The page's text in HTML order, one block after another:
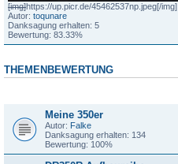
[img]https://up.picr.de/45462537np.jpeg[/img]
Autor: toqunare
Danksagung erhalten: 5
Bewertung: 83.33%
THEMENBEWERTUNG
Meine 350er
Autor: Falke
Danksagung erhalten: 134
Bewertung: 100%